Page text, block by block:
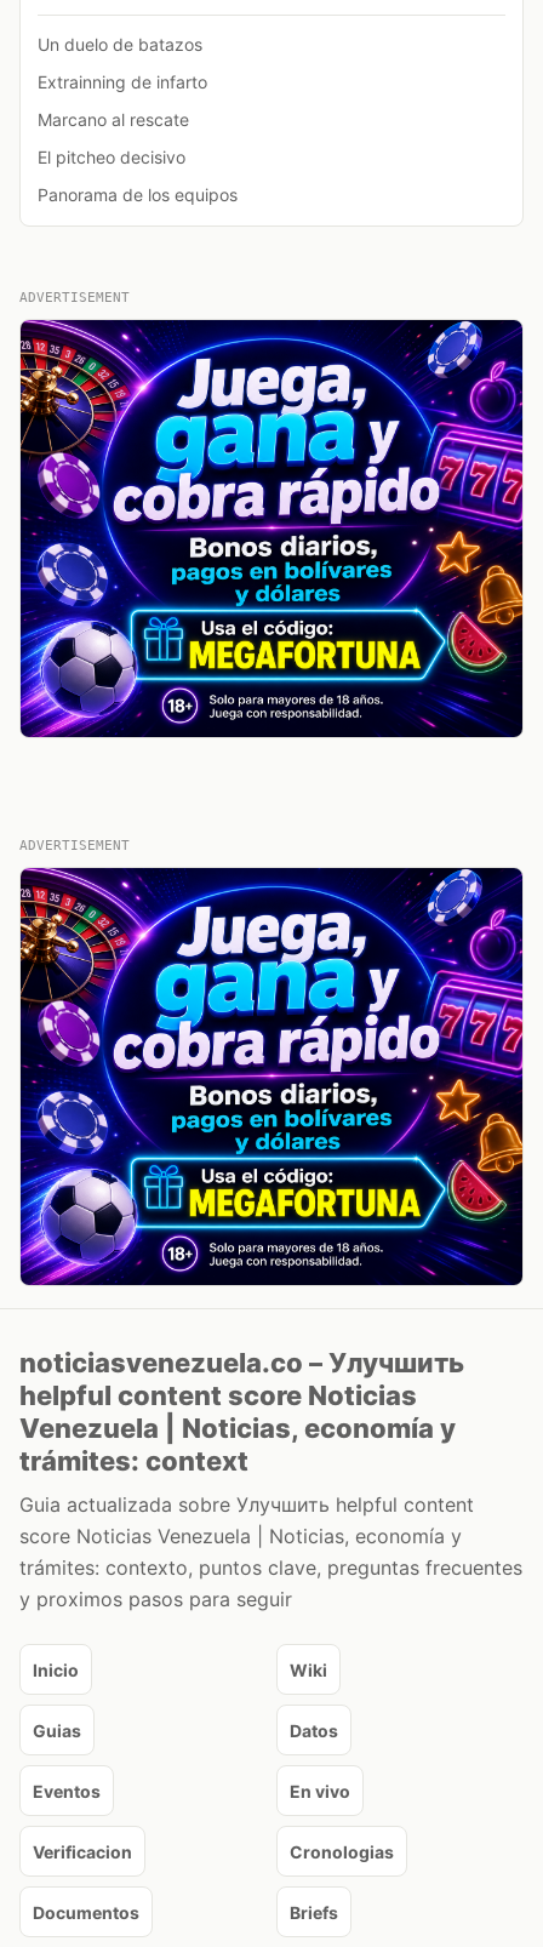
Un duelo de batazos
Extrainning de infarto
Marcano al rescate
El pitcheo decisivo
Panorama de los equipos
ADVERTISEMENT
ADVERTISEMENT
noticiasvenezuela.co – Улучшить
helpful content score Noticias
Venezuela | Noticias, economía y
trámites: context
Guia actualizada sobre Улучшить helpful content
score Noticias Venezuela | Noticias, economía y
trámites: contexto, puntos clave, preguntas frecuentes
y proximos pasos para seguir
Inicio Wiki
Guias Datos
Eventos En vivo
Verificacion Cronologias
Documentos Briefs